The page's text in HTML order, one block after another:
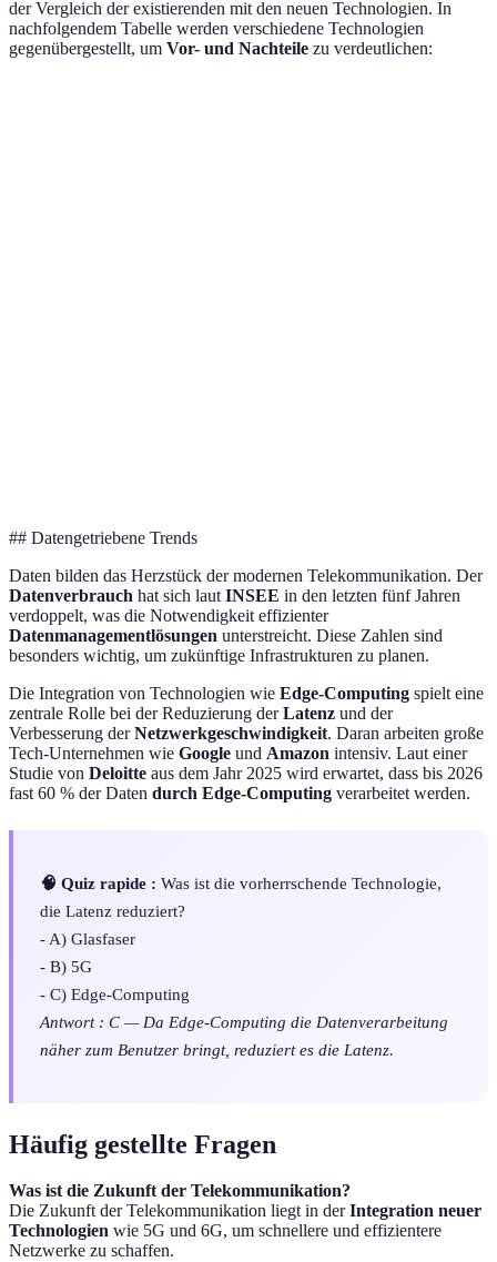
der Vergleich der existierenden mit den neuen Technologien. In
nachfolgendem Tabelle werden verschiedene Technologien
gegenübergestellt, um Vor- und Nachteile zu verdeutlichen:
## Datengetriebene Trends
Daten bilden das Herzstück der modernen Telekommunikation. Der
Datenverbrauch hat sich laut INSEE in den letzten fünf Jahren
verdoppelt, was die Notwendigkeit effizienter
Datenmanagementlösungen unterstreicht. Diese Zahlen sind
besonders wichtig, um zukünftige Infrastrukturen zu planen.
Die Integration von Technologien wie Edge-Computing spielt eine
zentrale Rolle bei der Reduzierung derLatenz und der
Verbesserung derNetzwerkgeschwindigkeit. Daran arbeiten große
Tech-Unternehmen wie Google und Amazon intensiv. Laut einer
Studie von Deloitte aus dem Jahr 2025 wird erwartet, dass bis 2026
fast 60 % der Daten durch Edge-Computing verarbeitet werden.
🧠 Quiz rapide : Was ist die vorherrschende Technologie,
die Latenz reduziert?
- A) Glasfaser
- B) 5G
- C) Edge-Computing
Antwort : C — Da Edge-Computing die Datenverarbeitung
näher zum Benutzer bringt, reduziert es die Latenz.
Häufig gestellte Fragen
Was ist die Zukunft der Telekommunikation?
Die Zukunft der Telekommunikation liegt in derIntegration neuer
Technologien wie 5G und 6G, um schnellere und effizientere
Netzwerke zu schaffen.